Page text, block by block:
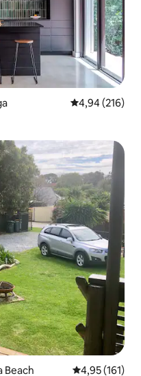
Μέση
4,94 (216)
Beach Μέση
4,95 (161)